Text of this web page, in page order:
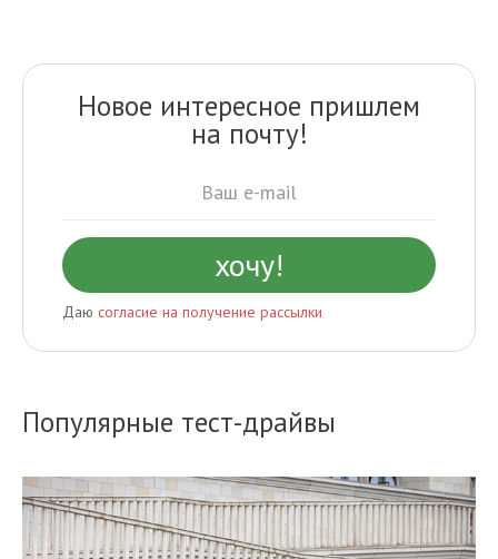
Новое интересное пришлем
на почту!
Даю согласие на получение рассылки
Популярные тест-драйвы